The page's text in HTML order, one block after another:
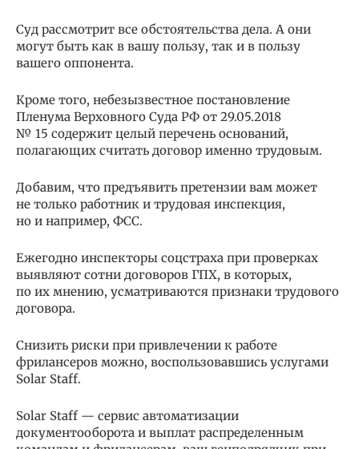
Суд рассмотрит все обстоятельства дела. А они
могут быть как в вашу пользу, так и в пользу
вашего оппонента.
Кроме того, небезызвестное постановление
Пленума Верховного Суда РФ от 29.05.2018
№ 15 содержит целый перечень оснований,
полагающих считать договор именно трудовым.
Добавим, что предъявить претензии вам может
не только работник и трудовая инспекция,
но и например, ФСС.
Ежегодно инспекторы соцстраха при проверках
выявляют сотни договоров ГПХ, в которых,
по их мнению, усматриваются признаки трудового
договора.
Снизить риски при привлечении к работе
фрилансеров можно, воспользовавшись услугами
Solar Staff.
Solar Staff — сервис автоматизации
документооборота и выплат распределенным